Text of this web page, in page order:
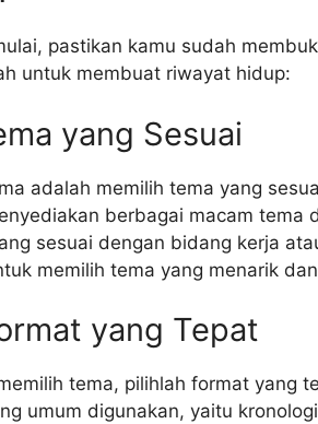
pastikan kamu sudah
untuk membuat riwayat hidup:
yang Sesuai
adalah memilih tema yang
berbagai macam tema
sesuai dengan bidang kerja
memilih tema yang menarik
yang Tepat
tema, pilihlah format yang
umum digunakan, yaitu